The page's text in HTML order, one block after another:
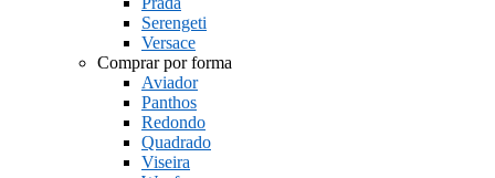
Serengeti
Versace
Comprar por forma
Aviador
Panthos
Redondo
Quadrado
Viseira